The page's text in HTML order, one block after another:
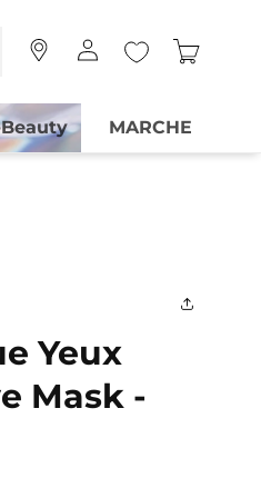
Accedi Carrello
MARCHE
Yeux
Mask -